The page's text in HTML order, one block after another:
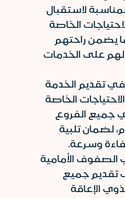
لاستقبال
الخاصة
يضمن راحتهم
على الخدمات
في تقديم الخدمة
الخاصة
جميع الفروع
لضمان تلبية
وسرعة.
الأمامية
تقديم جميع
الإعاقة